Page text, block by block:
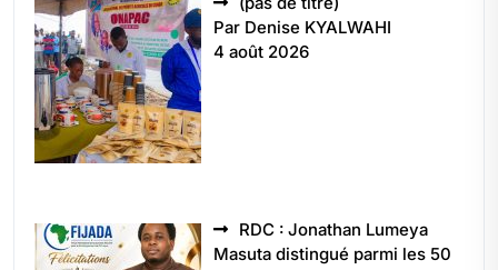
5496
Par Denise KYALWAHI
4 août 2026
RDC : Jonathan Lumeya
Masuta distingué parmi les 50